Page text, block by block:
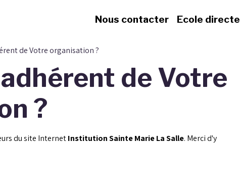
Nous contacter Ecole directe
de Votre organisation ?
de Votre
?
du site InternetInstitution Sainte Marie La Salle. Merci d'y